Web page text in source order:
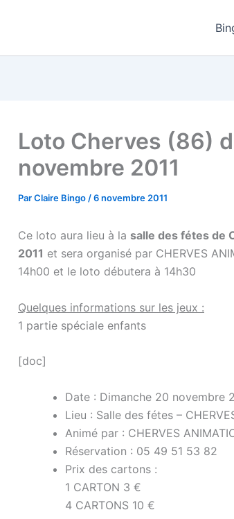
Loto Cherves (86)
novembre 2011
ParClaire Bingo /6 novembre 2011
Ce loto aura lieu à la salle des fétes de
2011 et sera organisé par CHERVES
14h00 et le loto débutera à 14h30
Quelques informations sur les jeux :
1 partie spéciale enfants
[doc]
Date : Dimanche 20 novembre
Lieu : Salle des fétes –
Animé par : CHERVES
Réservation : 05 49 51 53 82
Prix des cartons :
1 CARTON 3 €
4 CARTONS 10 €